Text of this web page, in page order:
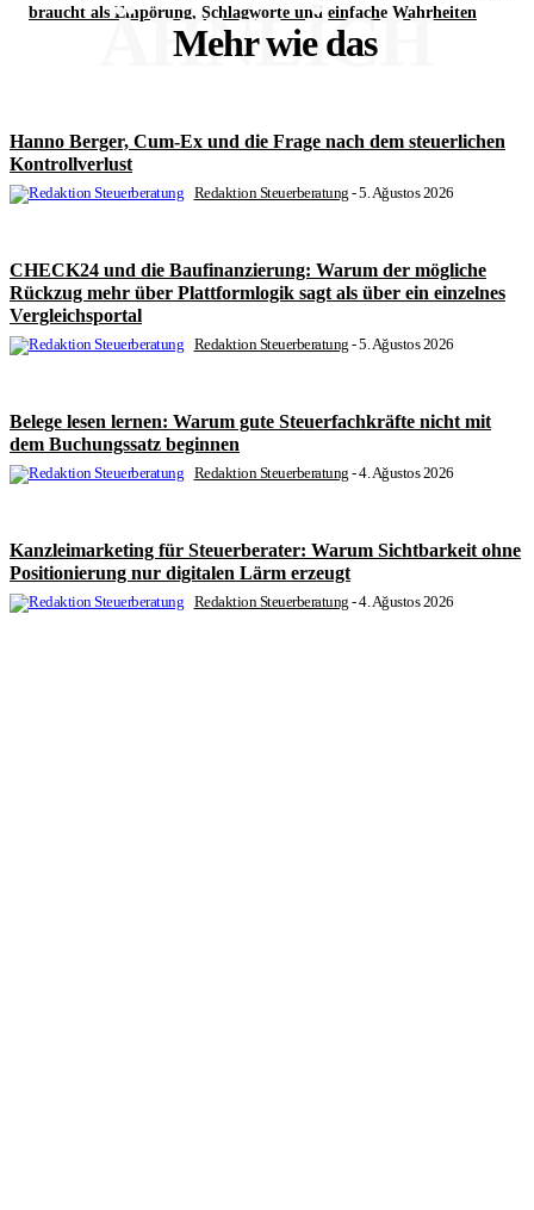
braucht als Empörung, Schlagworte und einfache Wahrheiten
Mehr wie das
ÄHNLICH
Hanno Berger, Cum-Ex und die Frage nach dem steuerlichen
Kontrollverlust
Redaktion Steuerberatung -5. Ağustos 2026
CHECK24 und die Baufinanzierung: Warum der mögliche
Rückzug mehr über Plattformlogik sagt als über ein einzelnes
Vergleichsportal
Redaktion Steuerberatung -5. Ağustos 2026
Belege lesen lernen: Warum gute Steuerfachkräfte nicht mit
dem Buchungssatz beginnen
Redaktion Steuerberatung -4. Ağustos 2026
Kanzleimarketing für Steuerberater: Warum Sichtbarkeit ohne
Positionierung nur digitalen Lärm erzeugt
Redaktion Steuerberatung -4. Ağustos 2026